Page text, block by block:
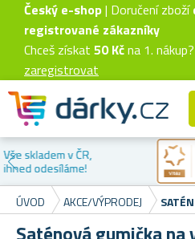
Český e-shop| Doručení zboží
registrované zákazníky
Chceš získat 50 Kčna 1.
zaregistrovat
ÚVOD AKCE/VÝPRODEJ